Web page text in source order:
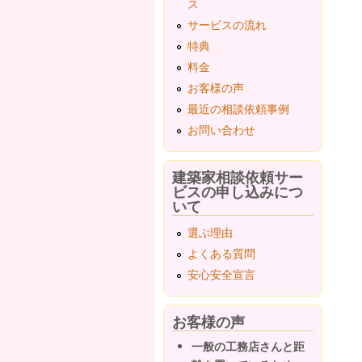
ス
サービスの流れ
特典
料金
お客様の声
最近の相談依頼事例
お問い合わせ
建築家相談依頼サー
ビスの申し込みにつ
いて
選ぶ理由
よくある質問
安心安全宣言
お客様の声
一般の工務店さんと距